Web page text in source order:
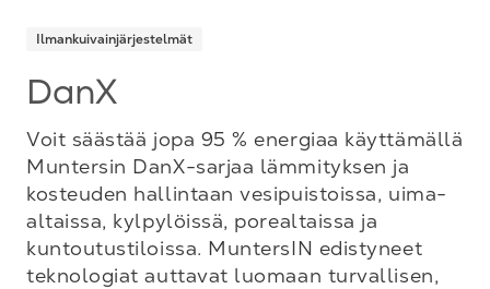
Ilmankuivainjärjestelmät
DanX
Voit säästää jopa 95 % energiaa käyttämällä
Muntersin DanX-sarjaa lämmityksen ja
kosteuden hallintaan vesipuistoissa, uima-
altaissa, kylpylöissä, porealtaissa ja
kuntoutustiloissa. MuntersIN edistyneet
teknologiat auttavat luomaan turvallisen,